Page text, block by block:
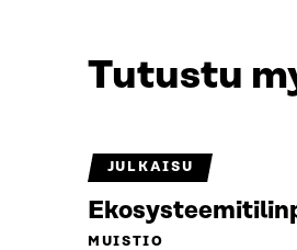
Tutustu
JULKAISU
MUISTIO